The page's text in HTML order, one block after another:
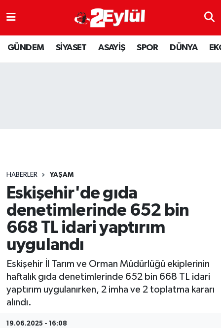
GÜNDEM SİYASET ASAYİŞ SPOR DÜNYA
HABERLER YAŞAM
Eskişehir'de gıda
denetimlerinde 652 bin
668 TL idari yaptırım
uygulandı
Eskişehir İl Tarım ve Orman Müdürlüğü ekiplerinin
haftalık gıda denetimlerinde 652 bin 668 TL idari
yaptırım uygulanırken, 2 imha ve 2 toplatma kararı
alındı.
19.06.2025 - 16:08
ASAYİŞ
DÜNYA
SPOR
YAŞAM
Nöbetçi Eczaneler
Hava Durumu
Son Dakika Haberleri
Haber Arşivi